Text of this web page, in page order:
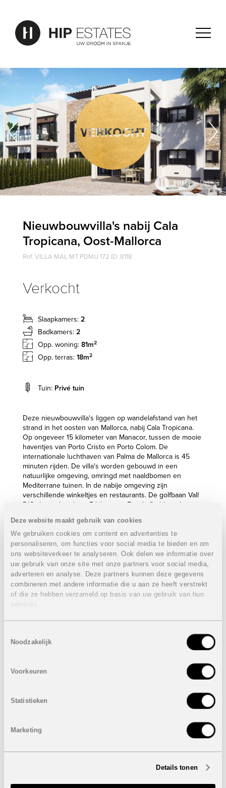
Deze website maakt gebruik van cookies
We gebruiken cookies om content en advertenties te
personaliseren, om functies voor social media te bieden en om
ons websiteverkeer te analyseren. Ook delen we informatie over
uw gebruik van onze site met onze partners voor social media,
adverteren en analyse. Deze partners kunnen deze gegevens
combineren met andere informatie die u aan ze heeft verstrekt
of die ze hebben verzameld op basis van uw gebruik van hun
services.
Noodzakelijk
Voorkeuren
Statistieken
Marketing
Details tonen
Nieuwbouwvilla's nabij Cala
Tropicana, Oost-Mallorca
Ref. VILLA MAL MT PDMU 172 ID: 8118
Verkocht
Slaapkamers: 2
Badkamers: 2
Opp. woning: 81m2
Opp. terras: 18m2
Tuin: Privé tuin
Deze nieuwbouwvilla's liggen op wandelafstand van het
strand in het oosten van Mallorca, nabij Cala Tropicana.
Op ongeveer 15 kilometer van Manacor, tussen de mooie
haventjes van Porto Cristo en Porto Colom. De
internationale luchthaven van Palma de Mallorca is 45
minuten rijden. De villa's worden gebouwd in een
natuurlijke omgeving, omringd met naaldbomen en
Mediterrane tuinen. In de nabije omgeving zijn
verschillende winkeltjes en restaurants. De golfbaan Vall
D'Or bevindt zich op 5 kilometer. Fietsliefhebbers kunnen
Dit exclusief residentieel project biedt moderne, ruime
villa's in een strakke en hedendaagse architectuur. Het
natuurlijke licht dat binnenvalt en de kwalitatieve
materialen zijn grote troeven. Door te spelen met
volumes krijgt u het effect van dubbele hoogtes en
visuele connecties tussen ruimtes. Iedere villa beschikt
over een mooi aangelegde tuin met eventueel privaat
zwembad.
beschikbaar: bewonersclub met bar, restaurant en een
groot terras , sauna, jacuzzi en kleedkamers.
VERKOCHT
2 Badkamers
Tuin: 85 m²
Onder voorbehoud van eventuele prijswijzigingen.